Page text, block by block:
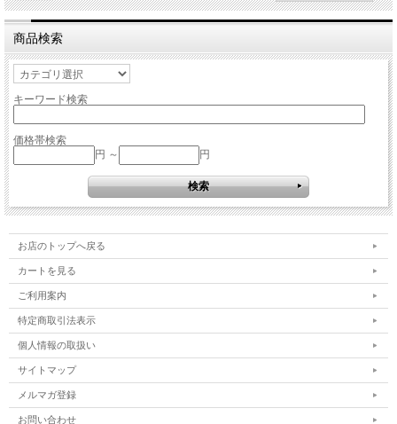
商品検索
キーワード検索
価格帯検索
円 ～
円
お店のトップへ戻る
カートを見る
ご利用案内
特定商取引法表示
個人情報の取扱い
サイトマップ
メルマガ登録
お問い合わせ